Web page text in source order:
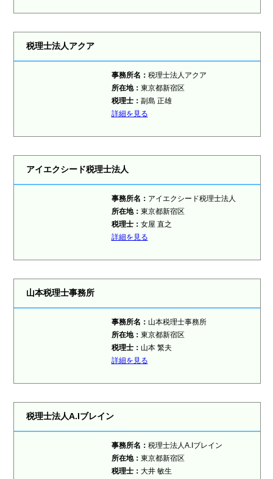
税理士法人アクア
事務所名： 税理士法人アクア
所在地： 東京都新宿区
税理士： 副島 正雄
詳細を見る
アイエクシード税理士法人
事務所名： アイエクシード税理士法人
所在地： 東京都新宿区
税理士： 女屋 直之
詳細を見る
山本税理士事務所
事務所名： 山本税理士事務所
所在地： 東京都新宿区
税理士： 山本 繁夫
詳細を見る
税理士法人A.Iブレイン
事務所名： 税理士法人A.Iブレイン
所在地： 東京都新宿区
税理士： 大井 敏生